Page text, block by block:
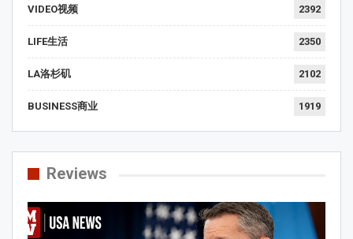
VIDEO视频 2392
LIFE生活 2350
LA洛杉矶 2102
BUSINESS商业 1919
Reviews